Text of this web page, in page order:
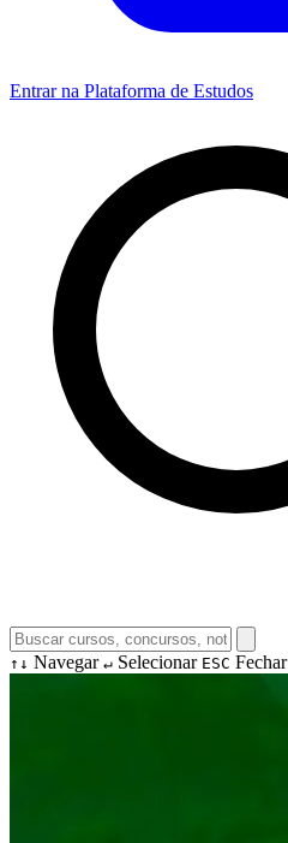
Entrar na Plataforma de Estudos
↑↓ Navegar ↵ Selecionar ESC Fechar